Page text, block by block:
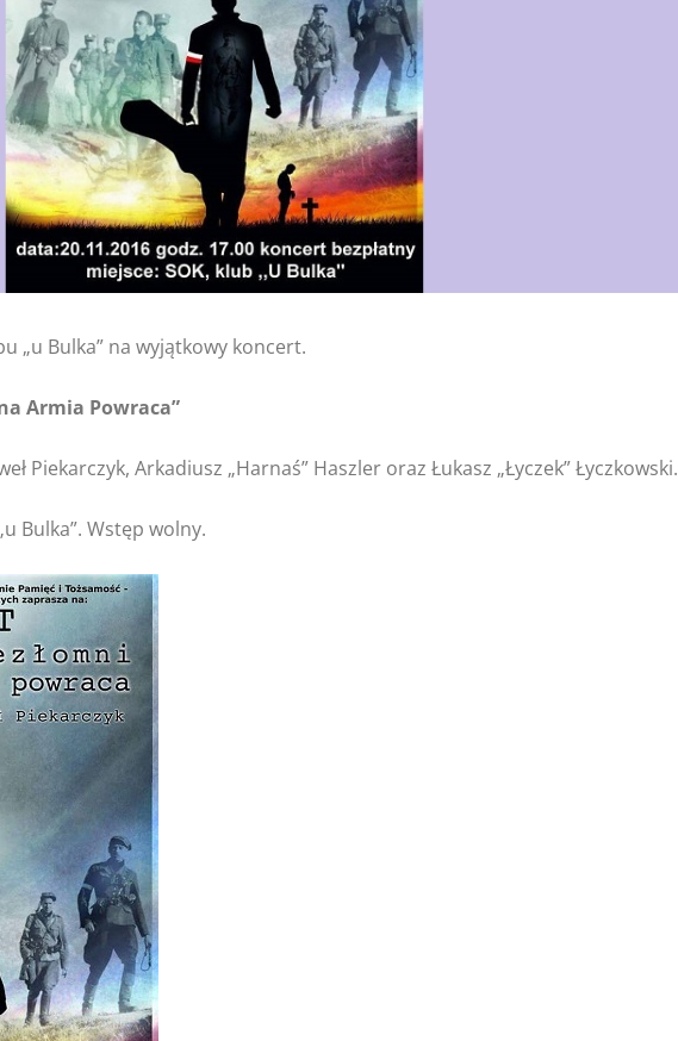
„u Bulka” na wyjątkowy koncert.
Armia Powraca”
Piekarczyk, Arkadiusz „Harnaś” Haszler oraz Łukasz „Łyczek” Łyczkowski.
Bulka”. Wstęp wolny.